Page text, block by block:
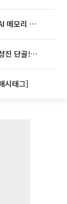
SK하이닉스, 용인·청주에 54조 투자…AI 메모리 생산기지 키운다
'2TV 생생정보' 오늘방송맛집- 배우 강성진 단골! 쌀국수ㆍ푸팟퐁 커리 맛집 '블○○○'
시태그]